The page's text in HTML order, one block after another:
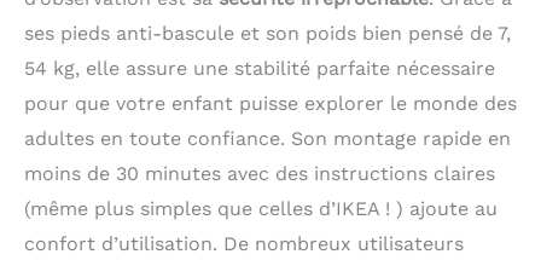
tour d'observation
favoriser l'indépendance
et l'équilibre des
enfants. Retirez la main
courante, elle peut
également être utilisée
comme marchepied
pour adultes ou comme
ses pieds anti-bascule et son poids bien pensé de 7,
54 kg, elle assure une stabilité parfaite nécessaire
pour que votre enfant puisse explorer le monde des
adultes en toute confiance. Son montage rapide en
moins de 30 minutes avec des instructions claires
(même plus simples que celles d’IKEA ! ) ajoute au
confort d’utilisation. De nombreux utilisateurs